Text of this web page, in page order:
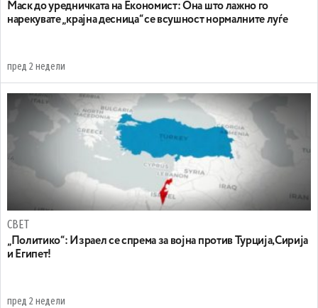
Маск до уредничката на Економист: Она што лажно го
нарекувате „крајна десница“ се всушност нормалните луѓе
пред 2 недели
СВЕТ
„Политико“: Израел се спрема за војна против Турција,Сирија
и Египет!
пред 2 недели